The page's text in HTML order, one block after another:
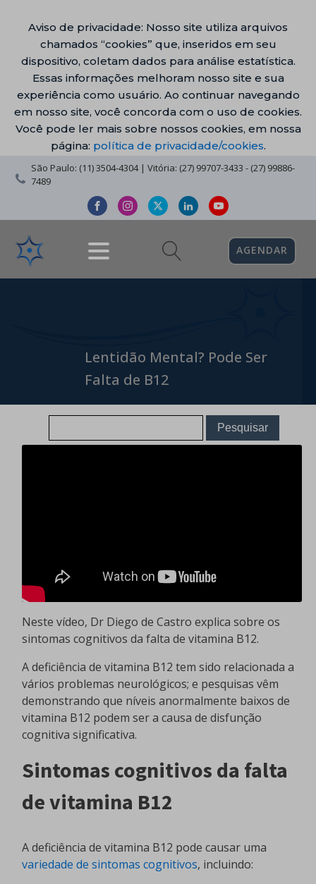
Aviso de privacidade: Nosso site utiliza arquivos
chamados “cookies” que, inseridos em seu
dispositivo, coletam dados para análise estatística.
Essas informações melhoram nosso site e sua
experiência como usuário. Ao continuar navegando
em nosso site, você concorda com o uso de cookies.
Você pode ler mais sobre nossos cookies, em nossa
página: política de privacidade/cookies.
São Paulo: (11) 3504-4304 | Vitória: (27) 99707-3433 - (27) 99886-
7489
AGENDAR
Lentidão Mental? Pode Ser
Falta de B12
Neste vídeo, Dr Diego de Castro explica sobre os
sintomas cognitivos da falta de vitamina B12.
A deficiência de vitamina B12 tem sido relacionada a
vários problemas neurológicos; e pesquisas vêm
demonstrando que níveis anormalmente baixos de
vitamina B12 podem ser a causa de disfunção
cognitiva significativa.
Sintomas cognitivos da falta
de vitamina B12
A deficiência de vitamina B12 pode causar uma
variedade de sintomas cognitivos, incluindo: